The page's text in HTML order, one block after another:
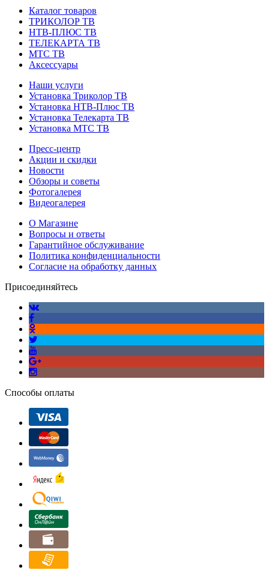
Каталог товаров
ТРИКОЛОР ТВ
НТВ-ПЛЮС ТВ
ТЕЛЕКАРТА ТВ
МТС ТВ
Аксессуары
Наши услуги
Установка Триколор ТВ
Установка НТВ-Плюс ТВ
Установка Телекарта ТВ
Установка МТС ТВ
Пресс-центр
Акции и скидки
Новости
Обзоры и советы
Фотогалерея
Видеогалерея
О Магазине
Вопросы и ответы
Гарантийное обслуживание
Политика конфиденциальности
Согласие на обработку данных
Присоединяйтесь
Способы оплаты